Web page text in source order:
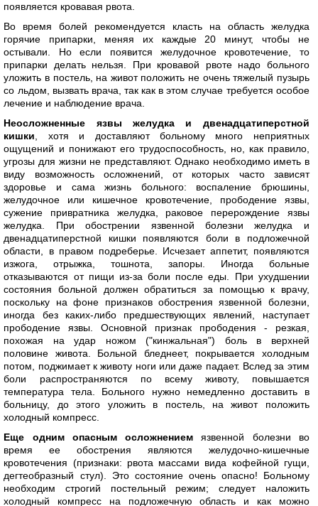
появляется кровавая рвота.
Во время болей рекомендуется класть на область желудка
горячие припарки, меняя их каждые 20 минут, чтобы не
остывали. Но если появится желудочное кровотечение, то
припарки делать нельзя. При кровавой рвоте надо больного
уложить в постель, на живот положить не очень тяжелый пузырь
со льдом, вызвать врача, так как в этом случае требуется особое
лечение и наблюдение врача.
Неосложненные язвы желудка и двенадцатиперстной
кишки , хотя и доставляют больному много неприятных
ощущений и понижают его трудоспособность, но, как правило,
угрозы для жизни не представляют. Однако необходимо иметь в
виду возможность осложнений, от которых часто зависят
здоровье и сама жизнь больного: воспаление брюшины,
желудочное или кишечное кровотечение, прободение язвы,
сужение привратника желудка, раковое перерождение язвы
желудка. При обострении язвенной болезни желудка и
двенадцатиперстной кишки появляются боли в подложечной
области, в правом подреберье. Исчезает аппетит, появляются
изжога, отрыжка, тошнота, запоры. Иногда больные
отказываются от пищи из-за боли после еды. При ухудшении
состояния больной должен обратиться за помощью к врачу,
поскольку на фоне признаков обострения язвенной болезни,
иногда без каких-либо предшествующих явлений, наступает
прободение язвы. Основной признак прободения - резкая,
похожая на удар ножом ("кинжальная") боль в верхней
половине живота. Больной бледнеет, покрывается холодным
потом, поджимает к животу ноги или даже падает. Вслед за этим
боли распространяются по всему животу, повышается
температура тела. Больного нужно немедленно доставить в
больницу, до этого уложить в постель, на живот положить
холодный компресс.
Еще одним опасным осложнением язвенной болезни во
время ее обострения являются желудочно-кишечные
кровотечения (признаки: рвота массами вида кофейной гущи,
дегтеобразный стул). Это состояние очень опасно! Больному
необходим строгий постельный режим; следует наложить
холодный компресс на подложечную область и как можно